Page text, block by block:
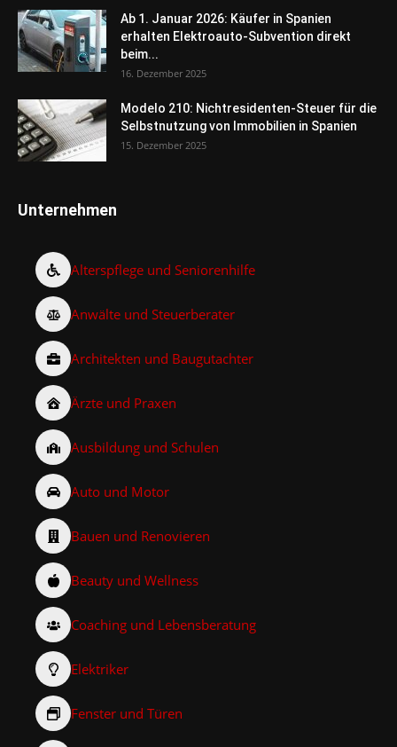
Ab 1. Januar 2026: Käufer in Spanien
erhalten Elektroauto-Subvention direkt
beim...
16. Dezember 2025
Modelo 210: Nichtresidenten-Steuer für die
Selbstnutzung von Immobilien in Spanien
15. Dezember 2025
Unternehmen
Alterspflege und Seniorenhilfe
Anwälte und Steuerberater
Architekten und Baugutachter
Ärzte und Praxen
Ausbildung und Schulen
Auto und Motor
Bauen und Renovieren
Beauty und Wellness
Coaching und Lebensberatung
Elektriker
Fenster und Türen